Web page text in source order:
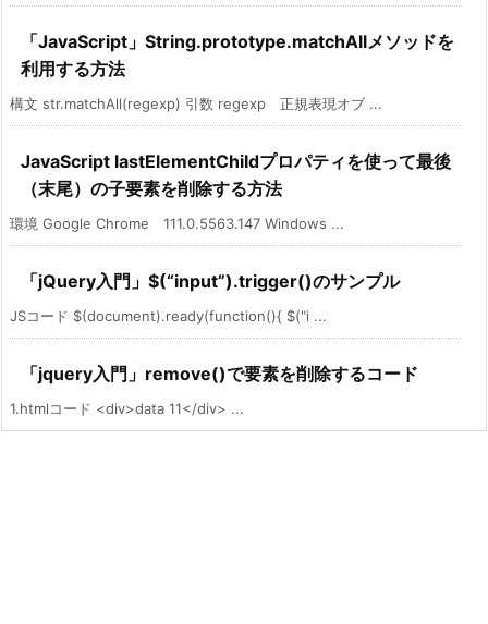
「JavaScript」String.prototype.matchAllメソッドを
利用する方法
構文 str.matchAll(regexp) 引数 regexp 正規表現オブ ...
JavaScript lastElementChildプロパティを使って最後
（末尾）の子要素を削除する方法
環境 Google Chrome 111.0.5563.147 Windows ...
「jQuery入門」$(“input”).trigger()のサンプル
JSコード $(document).ready(function(){ $("i ...
「jquery入門」remove()で要素を削除するコード
1.htmlコード <div>data 11</div> ...